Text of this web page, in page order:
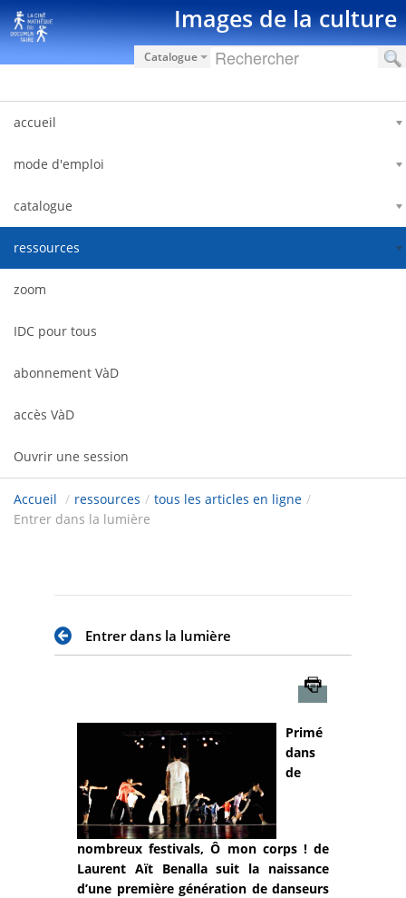
Saut au contenu Images de la culture
Catalogue
accueil
mode d'emploi
catalogue
ressources
zoom
IDC pour tous
abonnement VàD
accès VàD
Ouvrir une session
Accueil / ressources / tous les articles en ligne /
Entrer dans la lumière
Entrer dans la lumière
Primé
dans
de
nombreux festivals, Ô mon corps ! de
Laurent Aït Benalla suit la naissance
d’une première génération de danseurs